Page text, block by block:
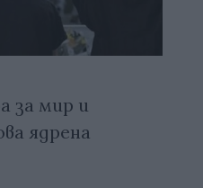
за мир и
ядрена